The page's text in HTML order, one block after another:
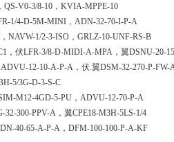
V0-3/8-10，KVIA-MPPE-10
1/4-D-5M-MINI，ADN-32-70-I-P-A
NAVW-1/2-3-ISO，GRLZ-10-UNF-RS-B
，伏LFR-3/8-D-MIDI-A-MPA，翼DSNU-20-
12-10-A-P-A，伏.翼DSM-32-270-P-FW-
5/3G-D-3-S-C
M12-4GD-5-PU，ADVU-12-70-P-A
32-300-PPV-A，翼CPE18-M3H-5LS-1/4
40-65-A-P-A，DFM-100-100-P-A-KF